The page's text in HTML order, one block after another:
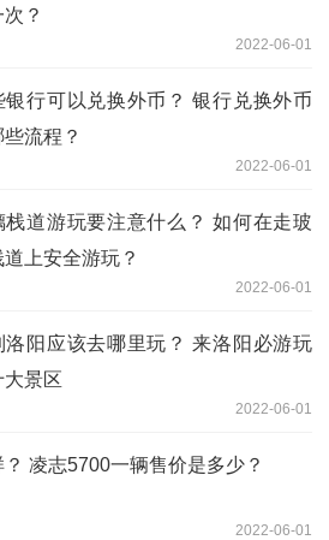
？
2022-06-01
银行可以兑换外币？ 银行兑换外币
流程？
2022-06-01
栈道游玩要注意什么？ 如何在走玻
上安全游玩？
2022-06-01
洛阳应该去哪里玩？ 来洛阳必游玩
大景区
2022-06-01
凌志5700一辆售价是多少？
2022-06-01